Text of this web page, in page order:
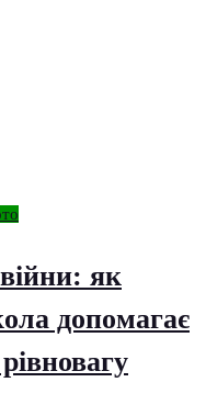
як
допомагає